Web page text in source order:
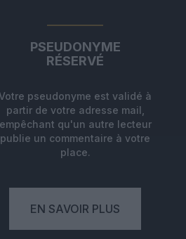
PSEUDONYME
RÉSERVÉ
pseudonyme est validé à
partir de votre adresse mail,
empêchant qu'un autre lecteur
publie un commentaire à votre
place.
EN SAVOIR PLUS